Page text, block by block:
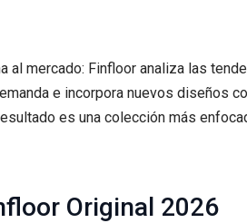
al mercado: Finfloor analiza las
e incorpora nuevos diseños
es una colección más
Original 2026